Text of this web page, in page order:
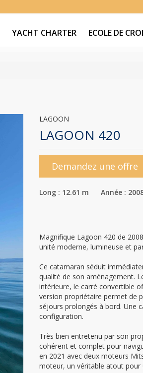
YACHT CHARTER ECOLE DE
LAGOON
LAGOON 420
Demandez une offre
Long : 12.61 m Année :
Magnifique Lagoon 420 de
unité moderne, lumineuse et
Ce catamaran séduit
qualité de son aménagement.
intérieure, le carré convertible
version propriétaire permet de
séjours prolongés à bord. Une
configuration.
Très bien entretenu par son
cohérent et complet pour
en 2021 avec deux moteurs
moteur, un véritable atout